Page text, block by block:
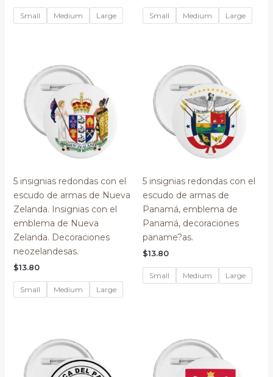
Small Medium Large Small Medium Large
5 insignias redondas con el
escudo de armas de Nueva
Zelanda. Insignias con el
emblema de Nueva
Zelanda. Decoraciones
neozelandesas.
$13.80
Small Medium Large
5 insignias redondas con el
escudo de armas de
Panamá, emblema de
Panamá, decoraciones
paname?as.
$13.80
Small Medium Large